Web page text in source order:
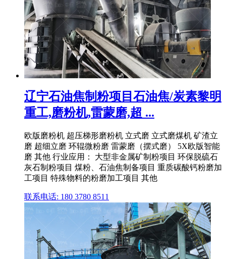
辽宁石油焦制粉项目石油焦/炭素黎明
重工,磨粉机,雷蒙磨,超 ...
欧版磨粉机 超压梯形磨粉机 立式磨 立式磨煤机 矿渣立
磨 超细立磨 环辊微粉磨 雷蒙磨（摆式磨） 5X欧版智能
磨 其他 行业应用： 大型非金属矿制粉项目 环保脱硫石
灰石制粉项目 煤粉、石油焦制备项目 重质碳酸钙粉磨加
工项目 特殊物料的粉磨加工项目 其他
联系电话: 180 3780 8511